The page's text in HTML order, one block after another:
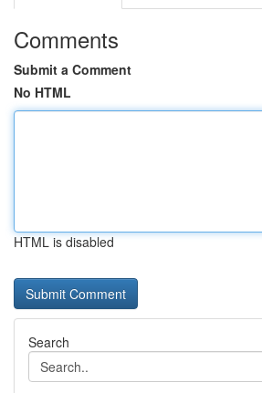
Comments
Submit a Comment
No HTML
HTML is disabled
Search